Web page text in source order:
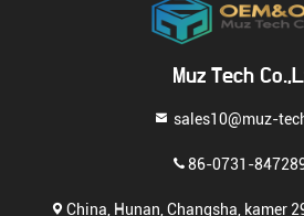
Muz Tech
sales10@muz-
86-0731-
China, Hunan, Changsha, kamer